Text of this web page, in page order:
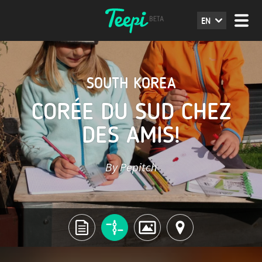
EN
SOUTH KOREA
CORÉE DU SUD CHEZ
DES AMIS!
By Pepitch